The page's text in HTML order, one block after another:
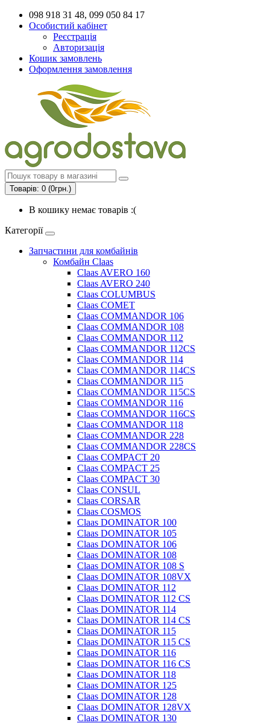
098 918 31 48, 099 050 84 17
Особистий кабінет
Реєстрація
Авторизація
Кошик замовлень
Оформлення замовлення
Товарів: 0 (0грн.)
В кошику немає товарів :(
Категорії
Запчастини для комбайнів
Комбайн Claas
Claas AVERO 160
Claas AVERO 240
Claas COLUMBUS
Claas COMET
Claas COMMANDOR 106
Claas COMMANDOR 108
Claas COMMANDOR 112
Claas COMMANDOR 112CS
Claas COMMANDOR 114
Claas COMMANDOR 114CS
Claas COMMANDOR 115
Claas COMMANDOR 115CS
Claas COMMANDOR 116
Claas COMMANDOR 116CS
Claas COMMANDOR 118
Claas COMMANDOR 228
Claas COMMANDOR 228CS
Claas COMPACT 20
Claas COMPACT 25
Claas COMPACT 30
Claas CONSUL
Claas CORSAR
Claas COSMOS
Claas DOMINATOR 100
Claas DOMINATOR 105
Claas DOMINATOR 106
Claas DOMINATOR 108
Claas DOMINATOR 108 S
Claas DOMINATOR 108VX
Claas DOMINATOR 112
Claas DOMINATOR 112 CS
Claas DOMINATOR 114
Claas DOMINATOR 114 CS
Claas DOMINATOR 115
Claas DOMINATOR 115 CS
Claas DOMINATOR 116
Claas DOMINATOR 116 CS
Claas DOMINATOR 118
Claas DOMINATOR 125
Claas DOMINATOR 128
Claas DOMINATOR 128VX
Claas DOMINATOR 130